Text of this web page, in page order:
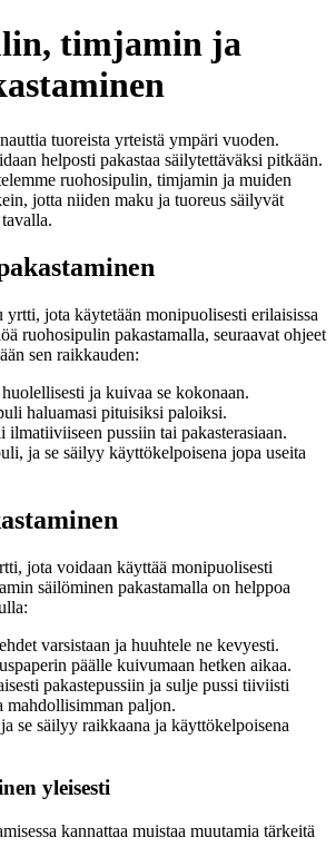
timjamin ja
tuoreista yrteistä ympäri vuoden.
helposti pakastaa säilytettäväksi pitkään.
ruohosipulin, timjamin ja muiden
jotta niiden maku ja tuoreus säilyvät
jota käytetään monipuolisesti erilaisissa
ruohosipulin pakastamalla, seuraavat ohjeet
sen raikkauden:
ja kuivaa se kokonaan.
haluamasi pituisiksi paloiksi.
ilmatiiviiseen pussiin tai pakasterasiaan.
ja se säilyy käyttökelpoisena jopa useita
jota voidaan käyttää monipuolisesti
säilöminen pakastamalla on helppoa
varsistaan ja huuhtele ne kevyesti.
päälle kuivumaan hetken aikaa.
pakastepussiin ja sulje pussi tiiviisti
mahdollisimman paljon.
se säilyy raikkaana ja käyttökelpoisena
yleisesti
kannattaa muistaa muutamia tärkeitä